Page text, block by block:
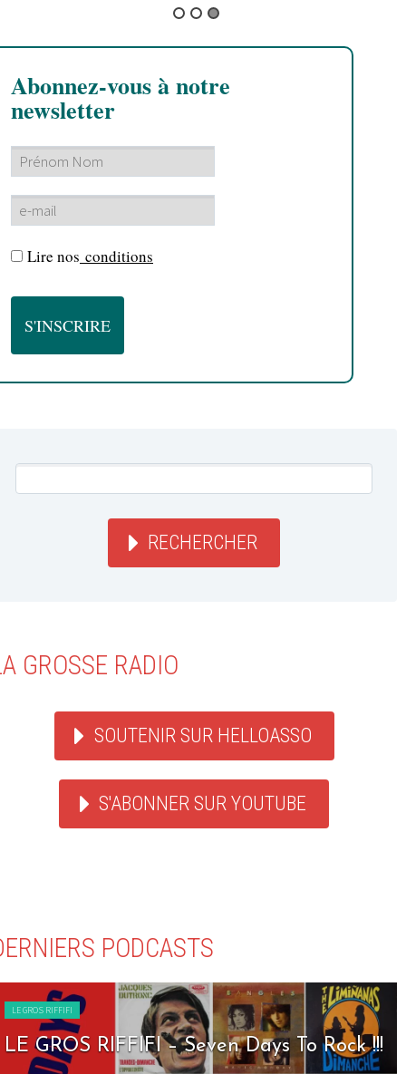
Abonnez-vous à notre
newsletter
Lire nos conditions
RECHERCHER
GROSSE RADIO
SOUTENIR SUR HELLOASSO
S'ABONNER SUR YOUTUBE
PODCASTS
LE GROS RIFFIFI
LE GROS RIFFIFI – Nineties Riffifi !!!